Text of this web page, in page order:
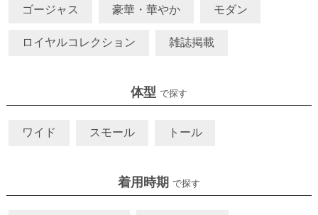
ゴージャス 豪華・華やか モダン
ロイヤルコレクション 雑誌掲載
体型 で探す
ワイド スモール トール
着用時期 で探す